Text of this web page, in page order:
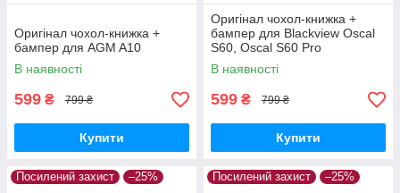
Оригінал чохол-книжка +
бампер для AGM A10
В наявності
599 ₴ 799 ₴
Купити
Оригінал чохол-книжка +
бампер для Blackview Oscal
S60, Oscal S60 Pro
В наявності
599 ₴ 799 ₴
Купити
Посилений захист –25% Посилений захист –25%